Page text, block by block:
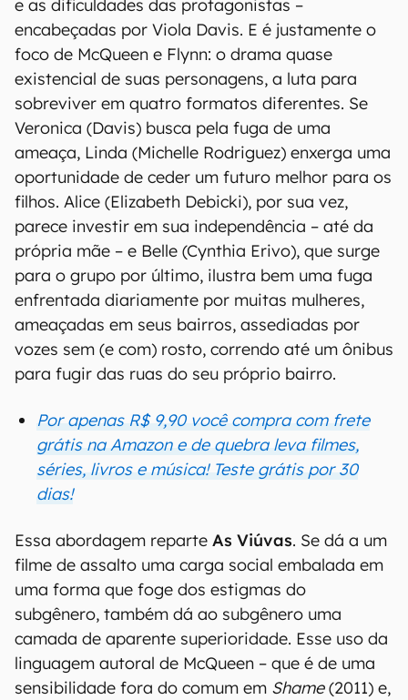
e as dificuldades das protagonistas –
encabeçadas por Viola Davis. E é justamente o
foco de McQueen e Flynn: o drama quase
existencial de suas personagens, a luta para
sobreviver em quatro formatos diferentes. Se
Veronica (Davis) busca pela fuga de uma
ameaça, Linda (Michelle Rodriguez) enxerga uma
oportunidade de ceder um futuro melhor para os
filhos. Alice (Elizabeth Debicki), por sua vez,
parece investir em sua independência – até da
própria mãe – e Belle (Cynthia Erivo), que surge
para o grupo por último, ilustra bem uma fuga
enfrentada diariamente por muitas mulheres,
ameaçadas em seus bairros, assediadas por
vozes sem (e com) rosto, correndo até um ônibus
para fugir das ruas do seu próprio bairro.
Por apenas R$ 9,90 você compra com frete
grátis na Amazon e de quebra leva filmes,
séries, livros e música! Teste grátis por 30
dias!
Essa abordagem reparte As Viúvas. Se dá a um
filme de assalto uma carga social embalada em
uma forma que foge dos estigmas do
subgênero, também dá ao subgênero uma
camada de aparente superioridade. Esse uso da
linguagem autoral de McQueen – que é de uma
sensibilidade fora do comum em Shame(2011) e,